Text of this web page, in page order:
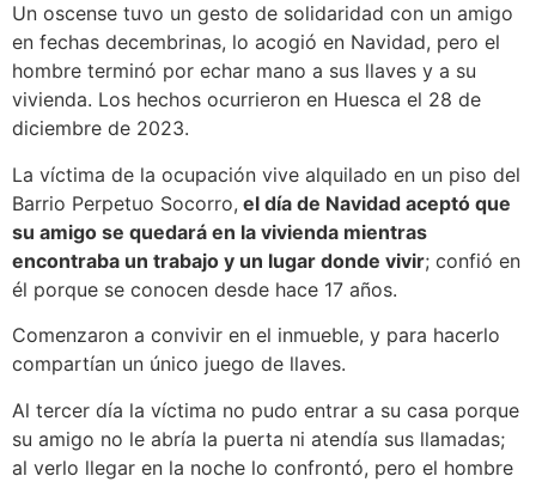
Un oscense tuvo un gesto de solidaridad con un amigo
en fechas decembrinas, lo acogió en Navidad, pero el
hombre terminó por echar mano a sus llaves y a su
vivienda. Los hechos ocurrieron en Huesca el 28 de
diciembre de 2023.
La víctima de la ocupación vive alquilado en un piso del
Barrio Perpetuo Socorro, el día de Navidad aceptó que
su amigo se quedará en la vivienda mientras
encontraba un trabajo y un lugar donde vivir; confió en
él porque se conocen desde hace 17 años.
Comenzaron a convivir en el inmueble, y para hacerlo
compartían un único juego de llaves.
Al tercer día la víctima no pudo entrar a su casa porque
su amigo no le abría la puerta ni atendía sus llamadas;
al verlo llegar en la noche lo confrontó, pero el hombre